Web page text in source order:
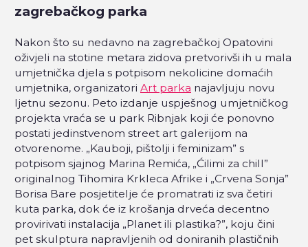
zagrebačkog parka
Nakon što su nedavno na zagrebačkoj Opatovini
oživjeli na stotine metara zidova pretvorivši ih u mala
umjetnička djela s potpisom nekolicine domaćih
umjetnika, organizatori Art parka najavljuju novu
ljetnu sezonu. Peto izdanje uspješnog umjetničkog
projekta vraća se u park Ribnjak koji će ponovno
postati jedinstvenom street art galerijom na
otvorenome. „Kauboji, pištolji i feminizam” s
potpisom sjajnog Marina Remića, „Ćilimi za chill”
originalnog Tihomira Krkleca Afrike i „Crvena Sonja”
Borisa Bare posjetitelje će promatrati iz sva četiri
kuta parka, dok će iz krošanja drveća decentno
provirivati instalacija „Planet ili plastika?”, koju čini
pet skulptura napravljenih od doniranih plastičnih